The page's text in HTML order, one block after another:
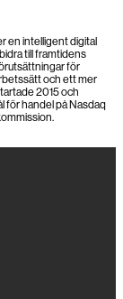
en intelligent digital
till framtidens
för
och ett mer
2015 och
för handel på Nasdaq